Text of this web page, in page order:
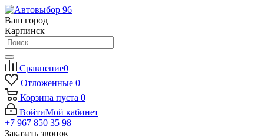
Ваш город
Карпинск
Сравнение0
Отложенные 0
Корзина пуста 0
ВойтиМой кабинет
+7 967 850 35 98
Заказать звонок